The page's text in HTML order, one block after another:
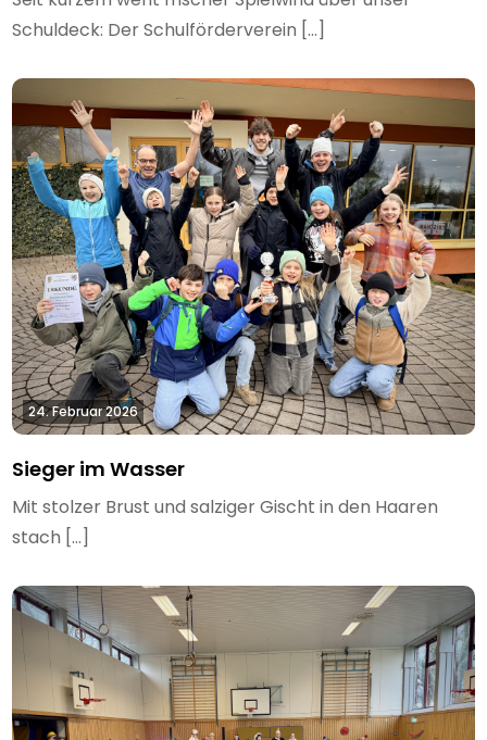
Schuldeck: Der Schulförderverein […]
24. Februar 2026
Sieger im Wasser
Mit stolzer Brust und salziger Gischt in den Haaren
stach […]